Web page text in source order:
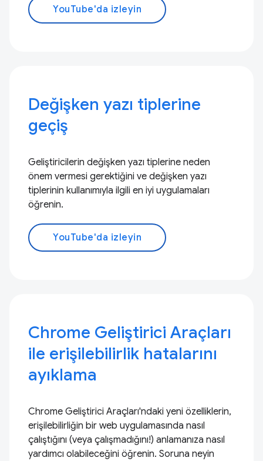
YouTube'da izleyin
Değişken yazı tiplerine
geçiş
Geliştiricilerin değişken yazı tiplerine neden
önem vermesi gerektiğini ve değişken yazı
tiplerinin kullanımıyla ilgili en iyi uygulamaları
öğrenin.
YouTube'da izleyin
Chrome Geliştirici Araçları
ile erişilebilirlik hatalarını
ayıklama
Chrome Geliştirici Araçları'ndaki yeni özelliklerin,
erişilebilirliğin bir web uygulamasında nasıl
çalıştığını (veya çalışmadığını!) anlamanıza nasıl
yardımcı olabileceğini öğrenin. Soruna neyin